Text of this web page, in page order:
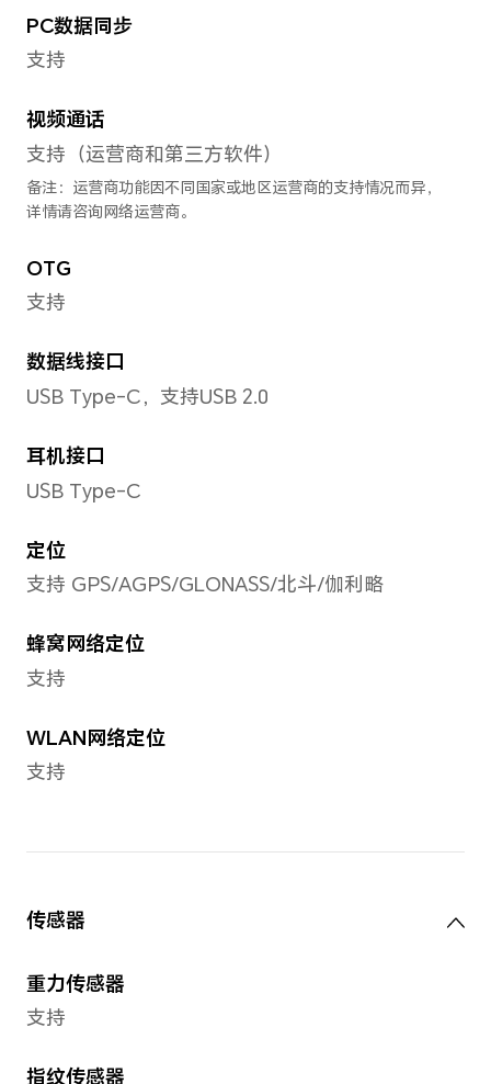
拍摄功能
前置摄像头：人像模式、滤镜
镜像、声控拍照、定时拍摄、
式、延时摄影、水印
支持2D人脸识别
电池
电池容量
备注：电池额定容量为4700mAh。（
锂聚合物电池